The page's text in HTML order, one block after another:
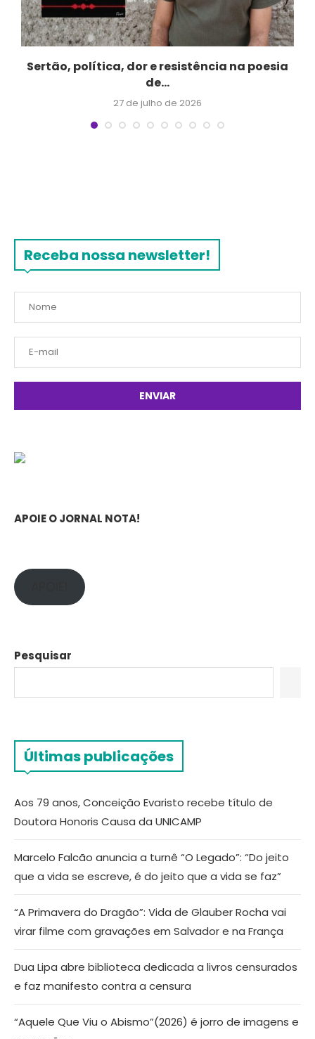
Sertão, política, dor e resistência na poesia
de...
27 de julho de 2026
Receba nossa newsletter!
APOIE O JORNAL NOTA!
Pesquisar
Últimas publicações
Aos 79 anos, Conceição Evaristo recebe título de
Doutora Honoris Causa da UNICAMP
Marcelo Falcão anuncia a turnê “O Legado”: “Do jeito
que a vida se escreve, é do jeito que a vida se faz”
“A Primavera do Dragão”: Vida de Glauber Rocha vai
virar filme com gravações em Salvador e na França
Dua Lipa abre biblioteca dedicada a livros censurados
e faz manifesto contra a censura
“Aquele Que Viu o Abismo”(2026) é jorro de imagens e